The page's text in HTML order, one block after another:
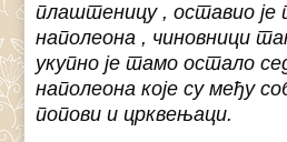
плаштеницу , оставио је
наполеона , чиновници
укупно је тамо остало
наполеона које су међу
попови и црквењаци.